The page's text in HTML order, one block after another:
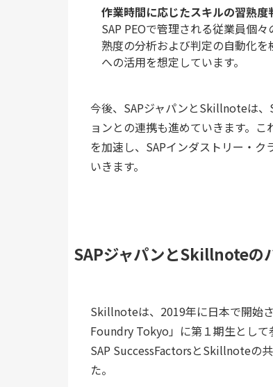
作業時間に応じたスキルの習熟度
SAP PEOで管理される従業員個
熟度の分析および判定の自動化
への活用を想定しています。
今後、SAPジャパンとSkillnoteは
ョンとの連携も進めていきます。
を加速し、SAPインダストリー・
いきます。
SAPジャパンとSkillnoteの
Skillnoteは、2019年に日本で開始
Foundry Tokyo」に第１期生とし
SAP SuccessFactorsとSkillnoteの
た。